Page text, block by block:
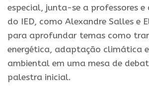
especial, junta-se a professores e
do IED, como Alexandre Salles e
para aprofundar temas como
energética, adaptação climática
ambiental em uma mesa de
palestra inicial.